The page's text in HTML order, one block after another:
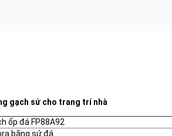
gạch sứ cho trang trí nhà
ốp đá FP88A92
bằng sứ đá